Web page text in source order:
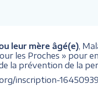
leur mère âgé(e),
les Proches » pour
la prévention de la
inscription-